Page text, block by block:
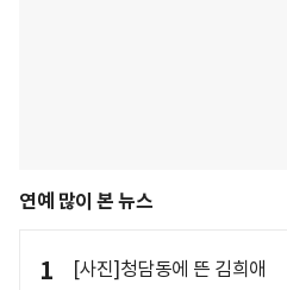
연예 많이 본 뉴스
1 [사진]청담동에 뜬 김희애